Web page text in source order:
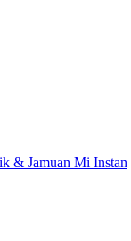
& Jamuan Mi Instan